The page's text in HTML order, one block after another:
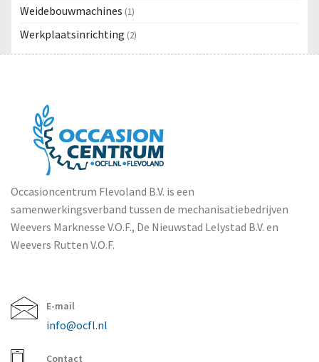
Weidebouwmachines (1)
Werkplaatsinrichting (2)
Occasioncentrum Flevoland B.V. is een
samenwerkingsverband tussen de mechanisatiebedrijven
Weevers Marknesse V.O.F., De Nieuwstad Lelystad B.V. en
Weevers Rutten V.O.F.
E-mail
info@ocfl.nl
Contact